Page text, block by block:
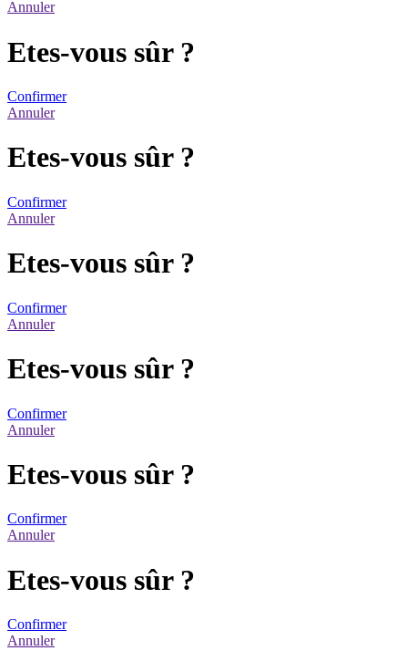
Annuler
Etes-vous sûr ?
Confirmer
Annuler
Etes-vous sûr ?
Confirmer
Annuler
Etes-vous sûr ?
Confirmer
Annuler
Etes-vous sûr ?
Confirmer
Annuler
Etes-vous sûr ?
Confirmer
Annuler
Etes-vous sûr ?
Confirmer
Annuler